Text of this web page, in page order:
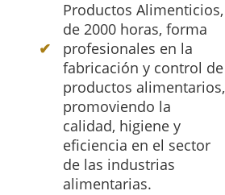
Productos Alimenticios,
de 2000 horas, forma
profesionales en la
fabricación y control de
productos alimentarios,
promoviendo la
calidad, higiene y
eficiencia en el sector
de las industrias
alimentarias.